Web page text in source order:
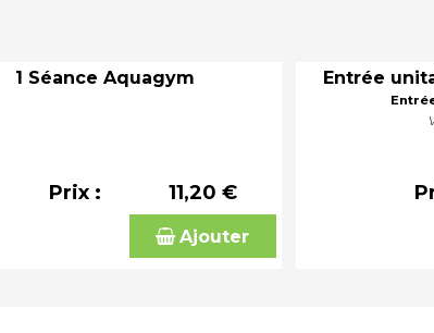
1 Séance Aquagym
Prix : 11,20 €
Ajouter
Entrée